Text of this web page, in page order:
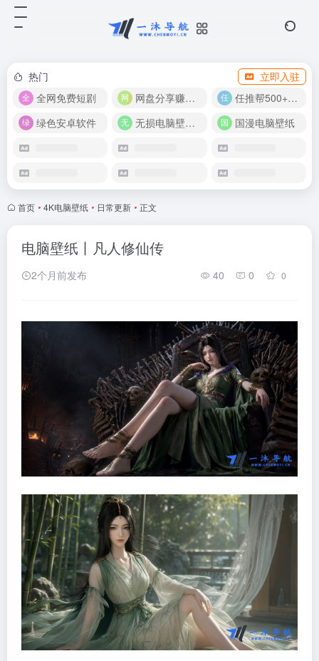
热门
立即入驻
全网免费短剧
网盘分享赚奖金！
任推帮500+推广项目！
绿色安卓软件
无损电脑壁纸合集 国漫电脑壁纸
首页 • 4K电脑壁纸 • 日常更新 • 正文
电脑壁纸丨凡人修仙传
2个月前发布 40 0 0